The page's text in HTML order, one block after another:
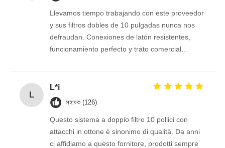
Llevamos tiempo trabajando con este proveedor
y sus filtros dobles de 10 pulgadas nunca nos
defraudan. Conexiones de latón resistentes,
funcionamiento perfecto y trato comercial
L
L*i
সহায়ক (126)
Questo sistema a doppio filtro 10 pollici con
attacchi in ottone è sinonimo di qualità. Da anni
ci affidiamo a questo fornitore, prodotti sempre